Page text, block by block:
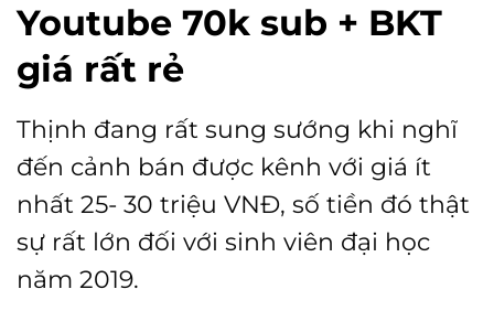
Youtube 70k sub + BKT
giá rất rẻ
Thịnh đang rất sung sướng khi nghĩ
đến cảnh bán được kênh với giá ít
nhất 25- 30 triệu VNĐ, số tiền đó thật
sự rất lớn đối với sinh viên đại học
năm 2019.